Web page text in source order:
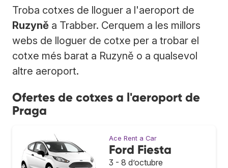
Troba cotxes de lloguer a l'aeroport de
Ruzyně a Trabber. Cerquem a les millors
webs de lloguer de cotxe per a trobar el
cotxe més barat a Ruzyně o a qualsevol
altre aeroport.
Ofertes de cotxes a l'aeroport de
Praga
Ace Rent a Car
Ford Fiesta
3 - 8 d’octubre